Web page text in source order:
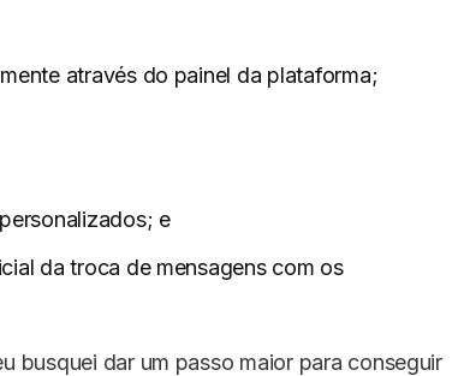
através do painel da plataforma;
e
da troca de mensagens com os
busquei dar um passo maior para conseguir